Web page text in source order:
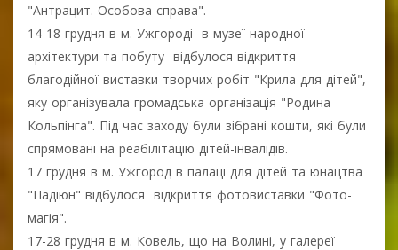
"Антрацит. Особова справа".
14-18 грудня в м. Ужгороді в музеї народної
архітектури та побуту відбулося відкриття
благодійної виставки творчих робіт "Крила для дітей",
яку організувала громадська організація "Родина
Кольпінга". Під час заходу були зібрані кошти, які були
спрямовані на реабілітацію дітей-інвалідів.
17 грудня в м. Ужгород в палаці для дітей та юнацтва
"Падіюн" відбулося відкриття фотовиставки "Фото-
магія".
17-28 грудня в м. Ковель, що на Волині, у галереї